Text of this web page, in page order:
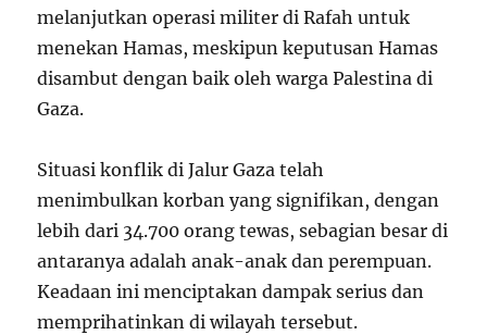
melanjutkan operasi militer di Rafah untuk
menekan Hamas, meskipun keputusan Hamas
disambut dengan baik oleh warga Palestina di
Gaza.
Situasi konflik di Jalur Gaza telah
menimbulkan korban yang signifikan, dengan
lebih dari 34.700 orang tewas, sebagian besar di
antaranya adalah anak-anak dan perempuan.
Keadaan ini menciptakan dampak serius dan
memprihatinkan di wilayah tersebut.